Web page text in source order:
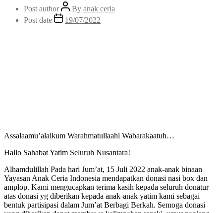
Post author By anak ceria
Post date
19/07/2022
Assalaamu’alaikum Warahmatullaahi Wabarakaatuh…
Hallo Sahabat Yatim Seluruh Nusantara!
Alhamdulillah Pada hari Jum’at, 15 Juli 2022 anak-anak binaan
Yayasan Anak Ceria Indonesia mendapatkan donasi nasi box dan
amplop. Kami mengucapkan terima kasih kepada seluruh donatur
atas donasi yg diberikan kepada anak-anak yatim kami sebagai
bentuk partisipasi dalam Jum’at Berbagi Berkah. Semoga donasi